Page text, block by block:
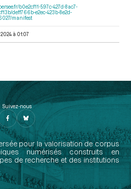
b0e2cf11-597c-427d-8ac7-
deff766b-e2ec-423b-8e2d-
manifest
à 01:07
Suivez-nous
pour la valorisation de corpus
numérisés construits en
de recherche et des institutions